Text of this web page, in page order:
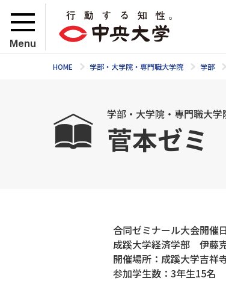
Menu
HOME 学部・大学院・専門職大学院 学部
学部・大学院・専門職大学
菅本ゼミ
合同ゼミナール大会開催
成蹊大学経済学部 伊藤
開催場所：成蹊大学吉祥
参加学生数：3年生15名